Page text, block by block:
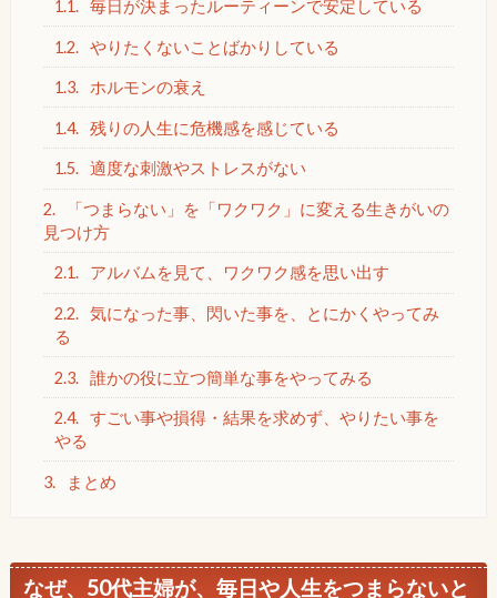
1.1. 毎日が決まったルーティーンで安定している
1.2. やりたくないことばかりしている
1.3. ホルモンの衰え
1.4. 残りの人生に危機感を感じている
1.5. 適度な刺激やストレスがない
2.
「つまらない」を「ワクワク」に変える生きがいの
見つけ方
2.1. アルバムを見て、ワクワク感を思い出す
2.2. 気になった事、閃いた事を、とにかくやってみ
る
2.3. 誰かの役に立つ簡単な事をやってみる
2.4. すごい事や損得・結果を求めず、やりたい事を
やる
3. まとめ
なぜ、50代主婦が、毎日や人生をつまらないと